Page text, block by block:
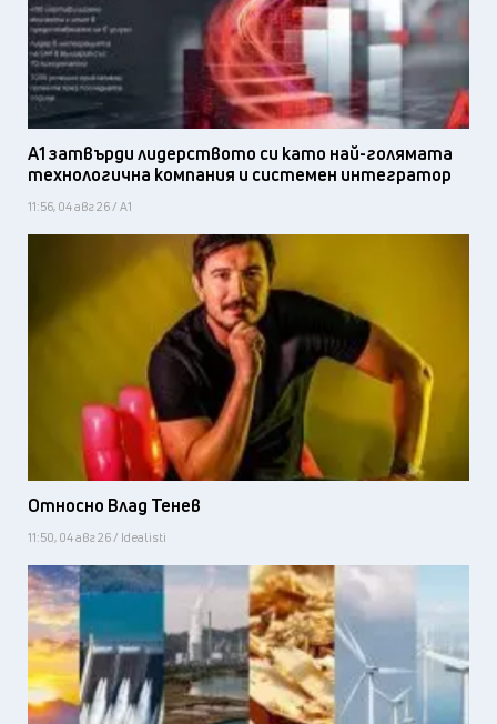
А1 затвърди лидерството си като най-голямата
технологична компания и системен интегратор
11:56, 04 авг 26 / А1
Относно Влад Тенев
11:50, 04 авг 26 / Idealisti